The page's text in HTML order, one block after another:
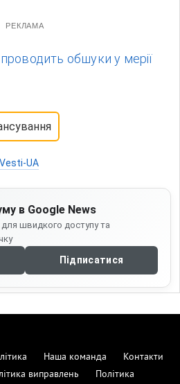
РЕКЛАМА
обшуки у мерії
UA
в Google News
швидкого доступу та
Підписатися
Наша команда
Контакти
виправлень
Політика